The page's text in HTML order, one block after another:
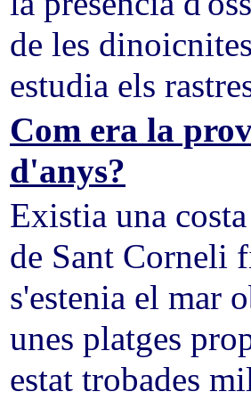
de les
estudia els
Com era la
d'anys?
Existia una
de Sant Corneli
s'estenia el mar
unes platges
estat trobades